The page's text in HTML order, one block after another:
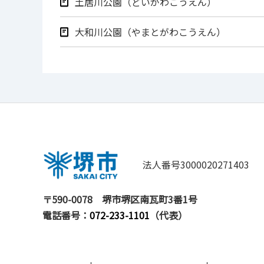
大和川公園（やまとがわこうえん）
法人番号3000020271403
〒590-0078
堺市堺区南瓦町3番1号
電話番号： 072-233-1101 （代表）